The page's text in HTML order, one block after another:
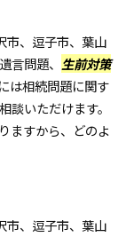
市、逗子市、葉山
言問題、 生前対策
は相続問題に関す
談いただけます。
ますから、どのよ
市、逗子市、葉山